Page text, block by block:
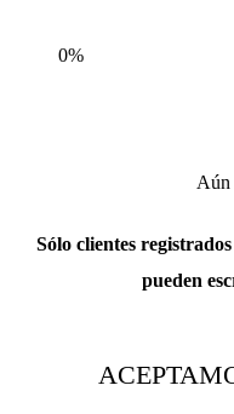
0%
Aún
Sólo clientes
pueden